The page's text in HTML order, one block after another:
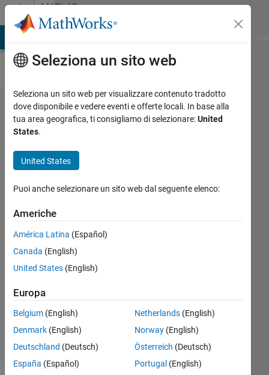
Vai al contenutoMATLAB
Answers
Sets the
default
in scope
fayu
27 Mar
2025
1
Risposta
28 Mar
2025
42
Visualizzazioni
(30 giorni)
Seleziona un sito web
Seleziona un sito web per visualizzare contenuto tradotto
dove disponibile e vedere eventi e offerte locali. In base alla
tua area geografica, ti consigliamo di selezionare:United
States.
United States
Puoi anche selezionare un sito web dal seguente elenco:
Americhe
América Latina (Español)
Canada (English)
United States (English)
Europa
Belgium (English)
Denmark (English)
Deutschland (Deutsch)
España (Español)
Netherlands(English)
Norway(English)
Österreich (Deutsch)
Portugal (English)